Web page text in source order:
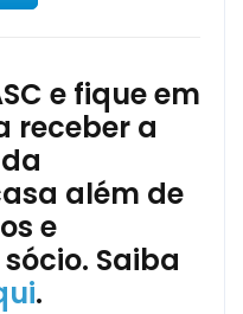
e fique em
receber a
além de
e
Saiba
.